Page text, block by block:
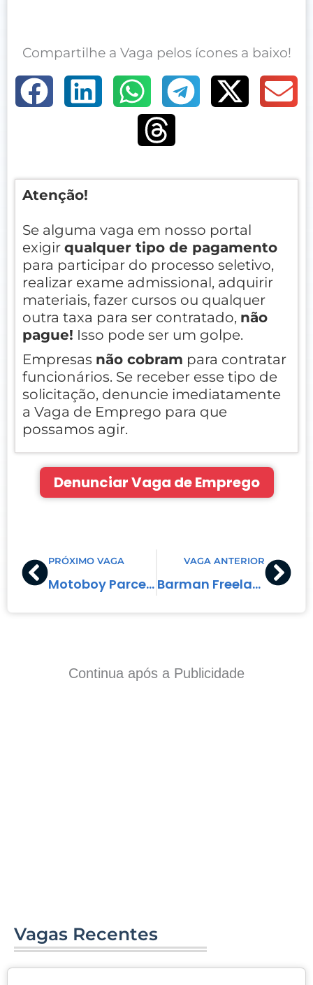
Compartilhe a Vaga pelos ícones a baixo!
Atenção!
Se alguma vaga em nosso portal
exigir qualquer tipo de pagamento
para participar do processo seletivo,
realizar exame admissional, adquirir
materiais, fazer cursos ou qualquer
outra taxa para ser contratado, não
pague! Isso pode ser um golpe.
Empresas não cobram para contratar
funcionários. Se receber esse tipo de
solicitação, denuncie imediatamente
a Vaga de Emprego para que
possamos agir.
Denunciar Vaga de Emprego
Prev
PRÓXIMO VAGA
Motoboy Parceiro
VAGA ANTERIOR
Barman Freelancer
Continua após a Publicidade
Vagas Recentes